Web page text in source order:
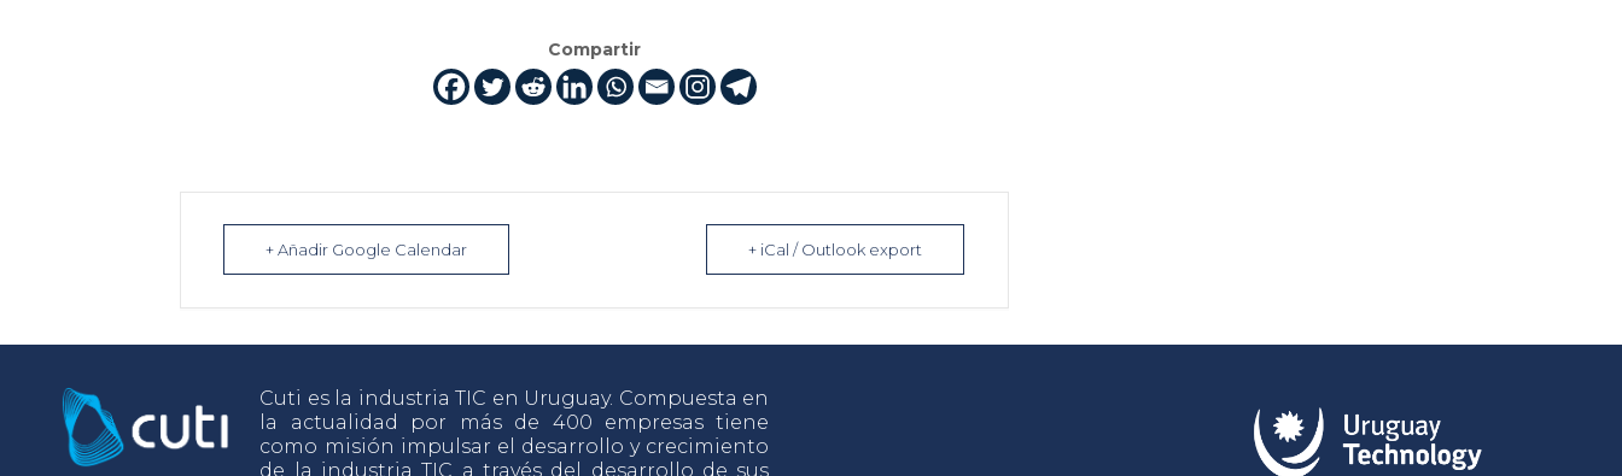
Compartir
+ Añadir Google Calendar + iCal / Outlook export
Cuti es la industria TIC en Uruguay. Compuesta en
la actualidad por más de 400 empresas tiene
como misión impulsar el desarrollo y crecimiento
de la industria TIC a través del desarrollo de sus